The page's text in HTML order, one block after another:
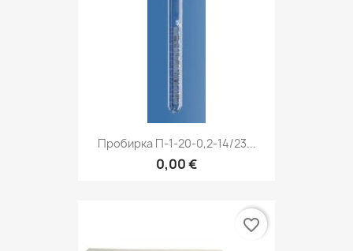
Пробирка П-1-20-0,2-14/23...
0,00 €
favorite_border